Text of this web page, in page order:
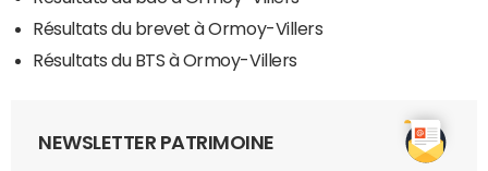
Résultats du brevet à Ormoy-Villers
Résultats du BTS à Ormoy-Villers
NEWSLETTER PATRIMOINE